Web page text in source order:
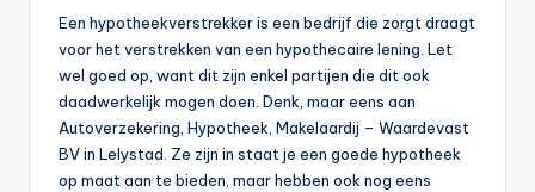
Een hypotheekverstrekker is een bedrijf die zorgt draagt
voor het verstrekken van een hypothecaire lening. Let
wel goed op, want dit zijn enkel partijen die dit ook
daadwerkelijk mogen doen. Denk, maar eens aan
Autoverzekering, Hypotheek, Makelaardij – Waardevast
BV in Lelystad. Ze zijn in staat je een goede hypotheek
op maat aan te bieden, maar hebben ook nog eens